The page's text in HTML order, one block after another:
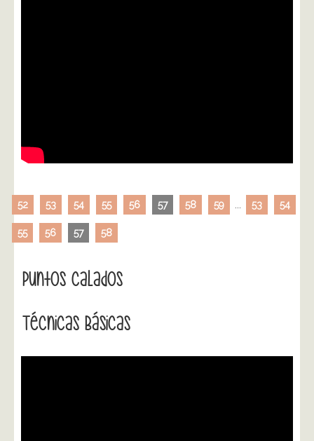
52 53 54 55 56 57 58 59 53 54
55 56 57 58
Puntos Calados
Técnicas Básicas